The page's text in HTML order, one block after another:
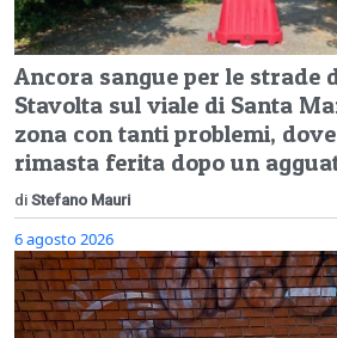
Ancora sangue per le strade
Stavolta sul viale di Santa
zona con tanti problemi,
rimasta ferita dopo un
di Stefano Mauri
6 agosto 2026